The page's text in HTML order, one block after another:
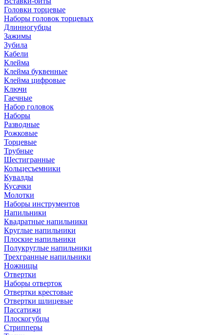
Головки торцевые
Наборы головок торцевых
Длинногубцы
Зажимы
Зубила
Кабели
Клейма
Клейма буквенные
Клейма цифровые
Ключи
Гаечные
Набор головок
Наборы
Разводные
Рожковые
Торцевые
Трубные
Шестигранные
Кольцесъемники
Кувалды
Кусачки
Молотки
Наборы инструментов
Напильники
Квадратные напильники
Круглые напильники
Плоские напильники
Полукруглые напильники
Трехгранные напильники
Ножницы
Отвертки
Наборы отверток
Отвертки крестовые
Отвертки шлицевые
Пассатижи
Плоскогубцы
Стрипперы